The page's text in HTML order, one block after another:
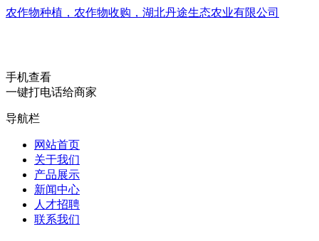
农作物种植，农作物收购，湖北丹途生态农业有限公司
手机查看
一键打电话给商家
导航栏
网站首页
关于我们
产品展示
新闻中心
人才招聘
联系我们